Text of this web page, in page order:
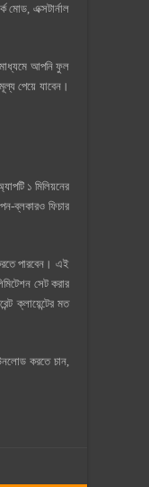
এক্সটার্নাল
আপনি ফুল
পেয়ে যাবেন।
১ মিলিয়নের
ব্লকারও ফিচার
পারবেন। এই
সেট করার
ক্লায়েন্টের মত
করতে চান,